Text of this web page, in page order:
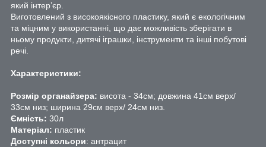
який інтер’єр.
Виготовлений з високоякісного пластику, який є екологічним
та міцним у використанні, що дає можливість зберігати в
ньому продукти, дитячі іграшки, інструменти та інші побутові
речі.
Характеристики:
Розмір органайзера: висота - 34см; довжина 41см верх/
33см низ; ширина 29см верх/ 24см низ.
Ємність: 30л
Матеріал: пластик
Доступні кольори: антрацит